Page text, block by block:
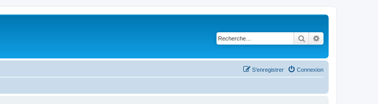
Rechercher
Connexion
S’enregistrer